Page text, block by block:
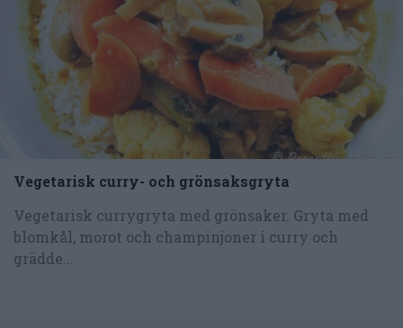
Vegetarisk curry- och grönsaksgryta
Vegetarisk currygryta med grönsaker. Gryta med
blomkål, morot och champinjoner i curry och
grädde...